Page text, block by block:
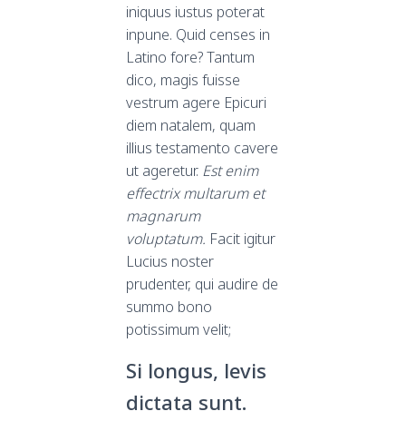
iniquus iustus poterat
inpune. Quid censes in
Latino fore? Tantum
dico, magis fuisse
vestrum agere Epicuri
diem natalem, quam
illius testamento cavere
ut ageretur. Est enim
effectrix multarum et
magnarum
voluptatum. Facit igitur
Lucius noster
prudenter, qui audire de
summo bono
potissimum velit;
Si longus, levis
dictata sunt.